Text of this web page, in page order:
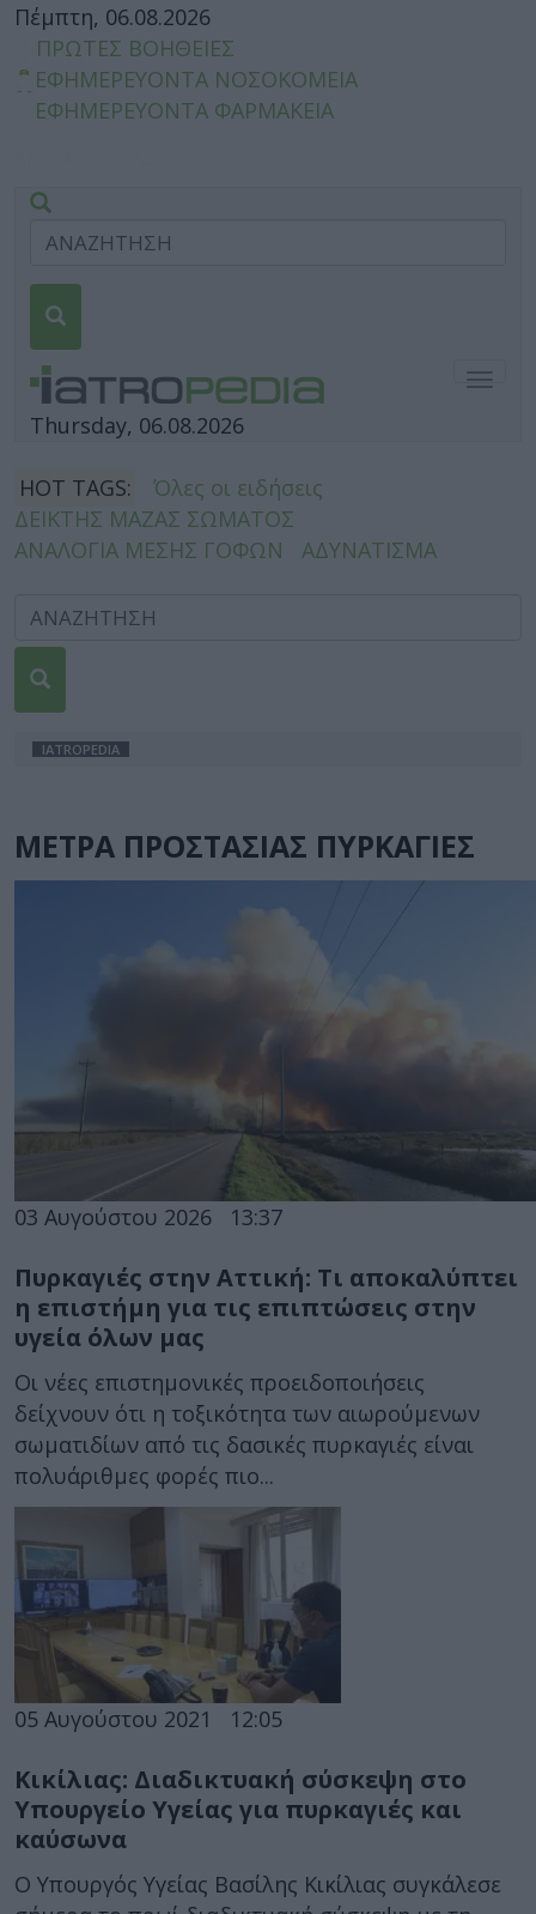
Πέμπτη, 06.08.2026
ΠΡΩΤΕΣ ΒΟΗΘΕΙΕΣ
ΕΦΗΜΕΡΕΥΟΝΤΑ ΝΟΣΟΚΟΜΕΙΑ
ΕΦΗΜΕΡΕΥΟΝΤΑ ΦΑΡΜΑΚΕΙΑ
Thursday, 06.08.2026
HOT TAGS:
Όλες οι ειδήσεις
ΔΕΙΚΤΗΣ ΜΑΖΑΣ ΣΩΜΑΤΟΣ
ΑΝΑΛΟΓΙΑ ΜΕΣΗΣ ΓΟΦΩΝ
ΑΔΥΝΑΤΙΣΜΑ
IATROPEDIA
ΜΕΤΡΑ ΠΡΟΣΤΑΣΙΑΣ ΠΥΡΚΑΓΙΕΣ
03 Αυγούστου 2026 13:37
Πυρκαγιές στην Αττική: Τι αποκαλύπτει
η επιστήμη για τις επιπτώσεις στην
υγεία όλων μας
Οι νέες επιστημονικές προειδοποιήσεις
δείχνουν ότι η τοξικότητα των αιωρούμενων
σωματιδίων από τις δασικές πυρκαγιές είναι
πολυάριθμες φορές πιο...
05 Αυγούστου 2021 12:05
Κικίλιας: Διαδικτυακή σύσκεψη στο
Υπουργείο Υγείας για πυρκαγιές και
καύσωνα
Ο Υπουργός Υγείας Βασίλης Κικίλιας συγκάλεσε